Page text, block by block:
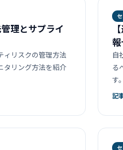
理とサプライ
ィリスクの管理方法
タリング方法を紹介
自
る
す。
記